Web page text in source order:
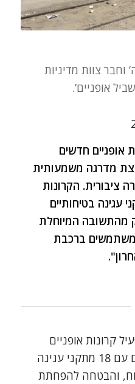
וחבר צוות מדיניות
אופניים’.
אופניים חדשים
מדרגה משמעותית
ציבורית. הקרונות
18 מתקני עגינה בטיחותיים
מהתשובה המיוחלת
ברכבת
קרונות אופניים
ייעודיים. 80 קרונות חדשים עם 18 מתקני עגינה
והבטחה להפחתת